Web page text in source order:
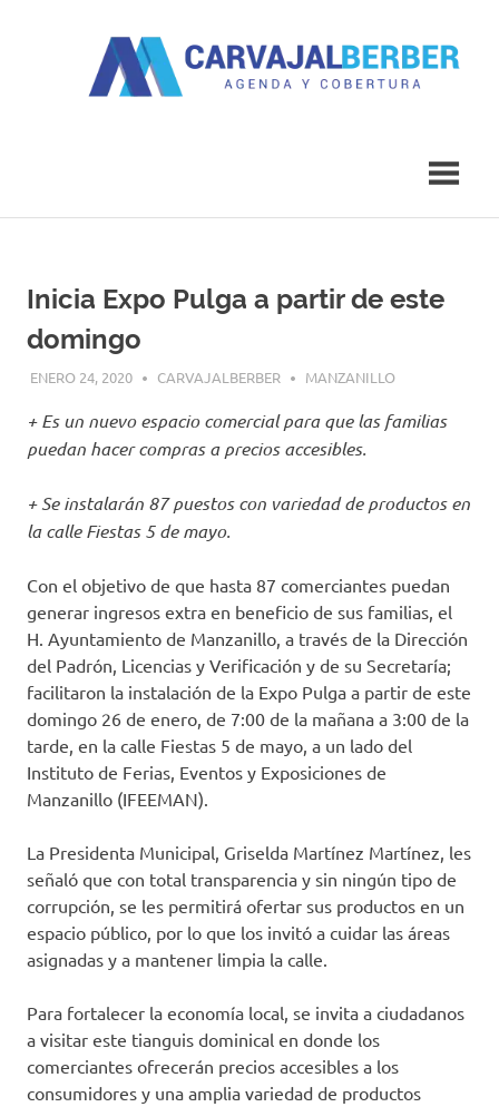
Inicia Expo Pulga a partir de este
domingo
ENERO 24, 2020 CARVAJALBERBER MANZANILLO
+ Es un nuevo espacio comercial para que las familias
puedan hacer compras a precios accesibles.
+ Se instalarán 87 puestos con variedad de productos en
la calle Fiestas 5 de mayo.
Con el objetivo de que hasta 87 comerciantes puedan
generar ingresos extra en beneficio de sus familias, el
H. Ayuntamiento de Manzanillo, a través de la Dirección
del Padrón, Licencias y Verificación y de su Secretaría;
facilitaron la instalación de la Expo Pulga a partir de este
domingo 26 de enero, de 7:00 de la mañana a 3:00 de la
tarde, en la calle Fiestas 5 de mayo, a un lado del
Instituto de Ferias, Eventos y Exposiciones de
Manzanillo (IFEEMAN).
La Presidenta Municipal, Griselda Martínez Martínez, les
señaló que con total transparencia y sin ningún tipo de
corrupción, se les permitirá ofertar sus productos en un
espacio público, por lo que los invitó a cuidar las áreas
asignadas y a mantener limpia la calle.
Para fortalecer la economía local, se invita a ciudadanos
a visitar este tianguis dominical en donde los
comerciantes ofrecerán precios accesibles a los
consumidores y una amplia variedad de productos